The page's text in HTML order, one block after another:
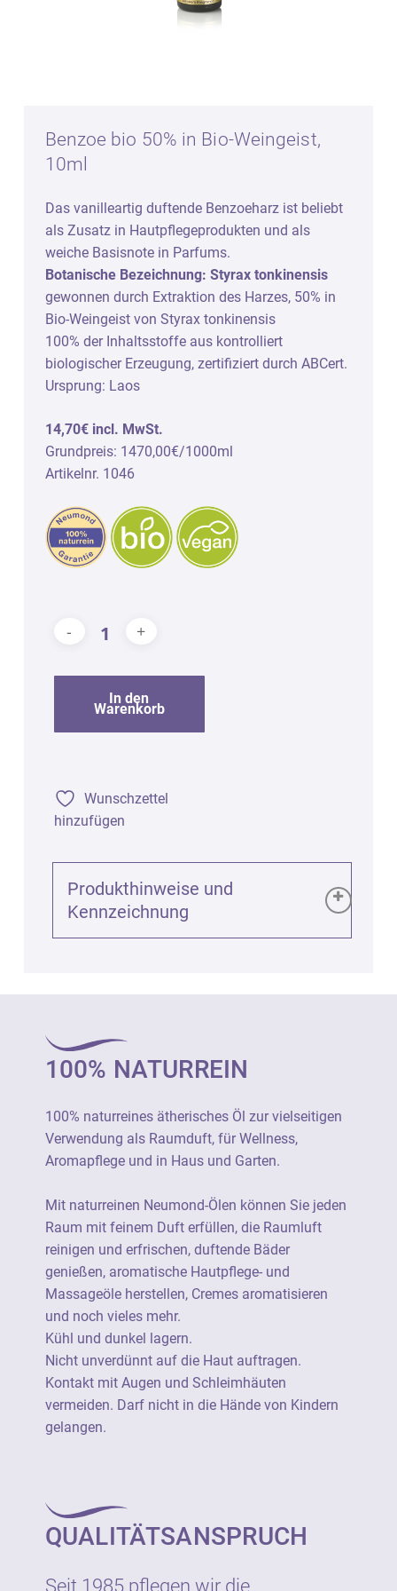
Benzoe bio 50% in Bio-Weingeist,
10ml
Das vanilleartig duftende Benzoeharz ist beliebt
als Zusatz in Hautpflegeprodukten und als
weiche Basisnote in Parfums.
Botanische Bezeichnung: Styrax tonkinensis
gewonnen durch Extraktion des Harzes, 50% in
Bio-Weingeist von Styrax tonkinensis
100% der Inhaltsstoffe aus kontrolliert
biologischer Erzeugung, zertifiziert durch ABCert.
Ursprung: Laos
14,70€ incl. MwSt.
Grundpreis: 1470,00€/1000ml
Artikelnr. 1046
In den
Warenkorb
Wunschzettel
hinzufügen
Produkthinweise und
Kennzeichnung
Art. 1046
vielseitigen Verwendung als Raumduft, für
Wellness, Aromapflege und in Haus und
Garten.
Nicht unverdünnt auf die Haut auftragen.
Kontakt mit Augen und Schleimhäuten
vermeiden. Darf nicht in die Hände von
Kindern gelangen.
Ätherische Öle von Neumond sind 100%
naturrein (=unverfälscht) und stammen aus
einer botanisch definierten Stammpflanze.
Sie verfügen durchgängig über eine
besonders hohe Produktqualität und sind
soweit wie möglich aus kontrolliert
naturreine Rohstoffe geeignet für die
vielseitige Verwendung als Raumduft, für
Garten.
100% NATURREIN
100% naturreines ätherisches Öl zur vielseitigen
Verwendung als Raumduft, für Wellness,
Aromapflege und in Haus und Garten.
Mit naturreinen Neumond-Ölen können Sie jeden
Raum mit feinem Duft erfüllen, die Raumluft
reinigen und erfrischen, duftende Bäder
genießen, aromatische Hautpflege- und
Massageöle herstellen, Cremes aromatisieren
und noch vieles mehr.
Kühl und dunkel lagern.
Nicht unverdünnt auf die Haut auftragen.
Kontakt mit Augen und Schleimhäuten
vermeiden. Darf nicht in die Hände von Kindern
gelangen.
QUALITÄTSANSPRUCH
Seit 1985 pflegen wir die